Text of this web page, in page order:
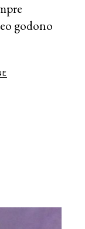
godono